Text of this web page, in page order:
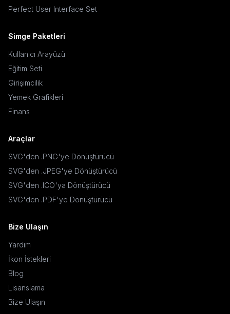
Perfect User Interface Set
Simge Paketleri
Kullanıcı Arayüzü
Eğitim Seti
Girişimcilik
Yemek Grafikleri
Finans
Araçlar
SVG'den .PNG'ye Dönüştürücü
SVG'den .JPEG'ye Dönüştürücü
SVG'den .ICO'ya Dönüştürücü
SVG'den .PDF'ye Dönüştürücü
Bize Ulaşın
Yardım
İkon İstekleri
Blog
Lisanslama
Bize Ulaşın